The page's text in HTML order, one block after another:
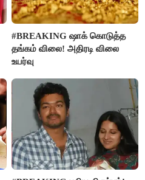
#BREAKING ஷாக் கொடுத்த
தங்கம் விலை! அதிரடி விலை
உயர்வு